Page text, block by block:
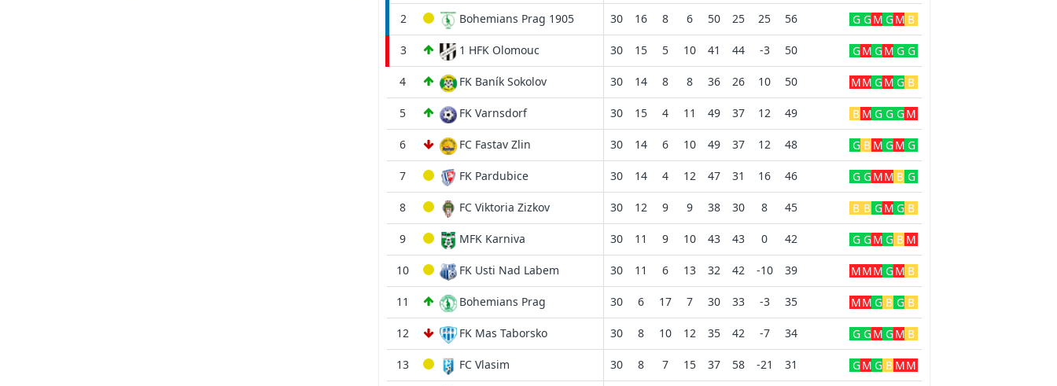
2 Bohemians Prag 1905 30 16 8 6 50 25 25 56 G GM GM B
3 1 HFK Olomouc 30 15 5 10 41 44 -3 50 GM GM G G
4 FK Baník Sokolov 30 14 8 8 36 26 10 50 MM GM G B
5 FK Varnsdorf 30 15 4 11 49 37 12 49 B M G G GM
6 FC Fastav Zlin 30 14 6 10 49 37 12 48 G B M GM G
7 FK Pardubice 30 14 4 12 47 31 16 46 G GMM B G
8 FC Viktoria Zizkov 30 12 9 9 38 30 8 45 B B GM G B
9 MFK Karniva 30 11 9 10 43 43 0 42 G GM G B M
10 FK Usti Nad Labem 30 11 6 13 32 42 -10 39 MMM GM B
11 Bohemians Prag 30 6 17 7 30 33 -3 35 MM G B G B
12 FK Mas Taborsko 30 8 10 12 35 42 -7 34 G GM GM B
13 FC Vlasim 30 8 7 15 37 58 -21 31 GM G B MM